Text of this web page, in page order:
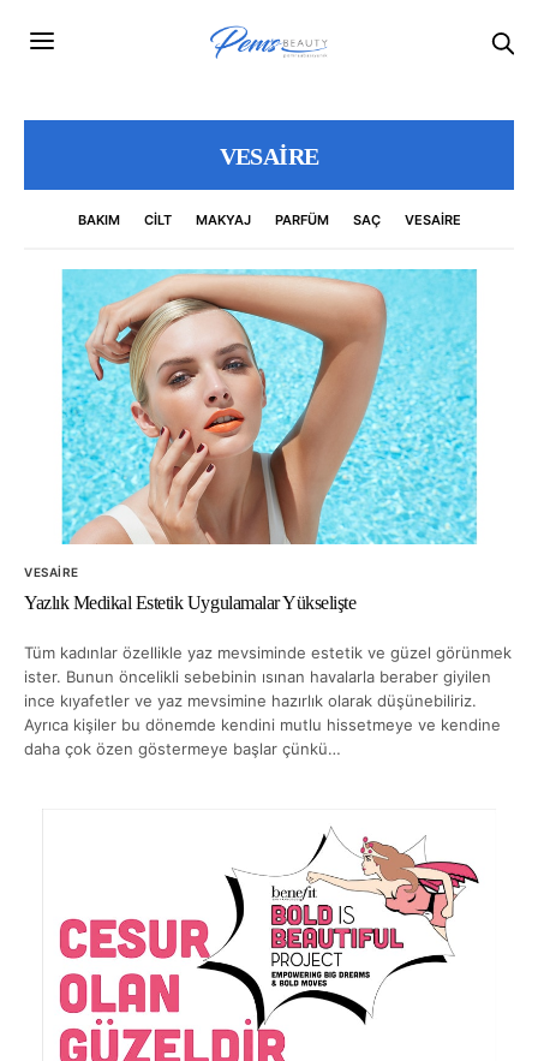
VESAIRE
BAKIM CILT MAKYAJ PARFÜM SAÇ VESAIRE
VESAIRE
Yazlık Medikal Estetik Uygulamalar Yükselişte
Tüm kadınlar özellikle yaz mevsiminde estetik ve güzel görünmek
ister. Bunun öncelikli sebebinin ısınan havalarla beraber giyilen
ince kıyafetler ve yaz mevsimine hazırlık olarak düşünebiliriz.
Ayrıca kişiler bu dönemde kendini mutlu hissetmeye ve kendine
daha çok özen göstermeye başlar çünkü…